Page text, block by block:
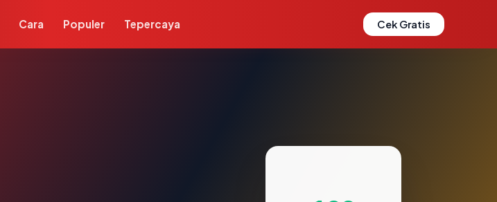
Cara Populer Tepercaya Cek Gratis